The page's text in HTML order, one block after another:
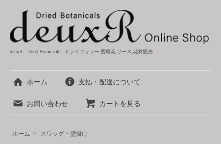
deuxR - Dried Botanicals - ドライフラワー,蜜蝋花,リース,花材販売
ホーム 支払・配送について
お問い合わせ カートを見る
ホーム > スワッグ・壁掛け